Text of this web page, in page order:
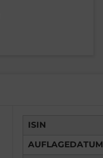
ISIN
AUFLAGEDATUM